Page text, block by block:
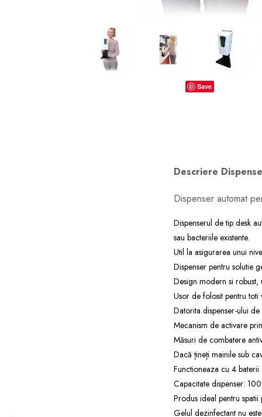
Produse îngrijire copii
Save
Descriere
Dispenser automat
Dispenserul de tip desk
sau bacteriile existente.
Util la asigurarea unui
Dispenser pentru solutie
Design modern si robust,
Usor de folosit pentru
Datorita dispenser-ului
Mecanism de activare
Măsuri de combatere
Dacă țineți mainile sub
Functioneaza cu 4 baterii
Capacitate dispenser:
Produs ideal pentru
Gelul dezinfectant nu